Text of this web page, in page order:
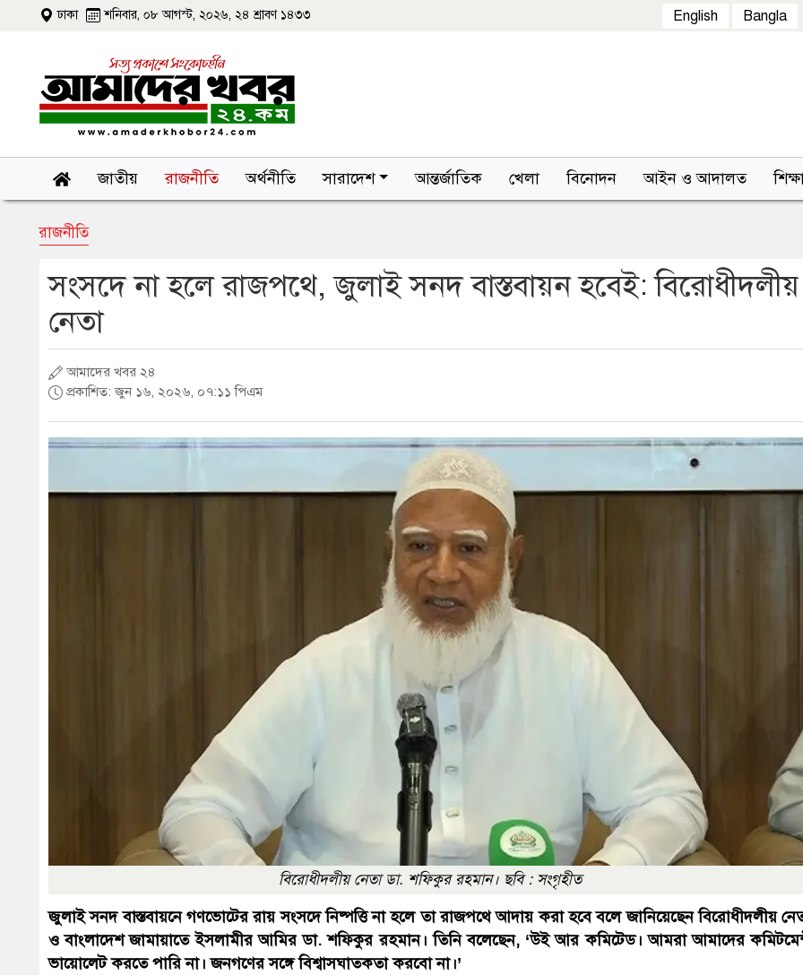
ঢাকা শনিবার, ০৮ আগস্ট, ২০২৬, ২৪ শ্রাবণ ১৪৩৩ English Bangla
জাতীয় রাজনীতি অর্থনীতি সারাদেশ আন্তর্জাতিক খেলা বিনোদন আইন ও আদালত
রাজনীতি
সংসদে না হলে রাজপথে, জুলাই সনদ বাস্তবায়ন হবেই: বিরোধীদলীয়
নেতা
আমাদের খবর ২৪
প্রকাশিত: জুন ১৬, ২০২৬, ০৭:১১ পিএম
বিরোধীদলীয় নেতা ডা. শফিকুর রহমান। ছবি : সংগৃহীত
জুলাই সনদ বাস্তবায়নে গণভোটের রায় সংসদে নিষ্পত্তি না হলে তা রাজপথে আদায় করা হবে বলে জানিয়েছেন বিরোধীদলীয়
ও বাংলাদেশ জামায়াতে ইসলামীর আমির ডা. শফিকুর রহমান। তিনি বলেছেন, ‘উই আর কমিটেড। আমরা আমাদের
ভায়োলেট করতে পারি না। জনগণের সঙ্গে বিশ্বাসঘাতকতা করবো না।’